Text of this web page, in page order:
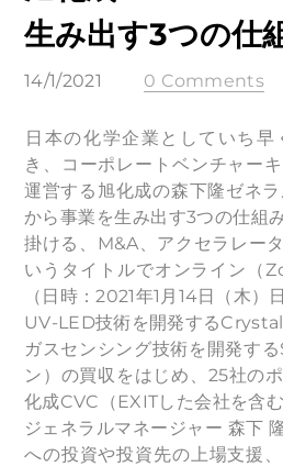
生み出す3つの仕
14/1/2021 0 Comments
日本の化学企業としていち
き、コーポレートベンチャー
運営する旭化成の森下隆ゼネ
から事業を生み出す3つの仕組
掛ける、M&A、アクセラレー
いうタイトルでオンライン（
（日時：2021年1月14日（木）
UV-LED技術を開発するCrystal
ガスセンシング技術を開発す
ン）の買収をはじめ、25社の
化成CVC（EXITした会社を含
ジェネラルマネージャー 森下
への投資や投資先の上場支援